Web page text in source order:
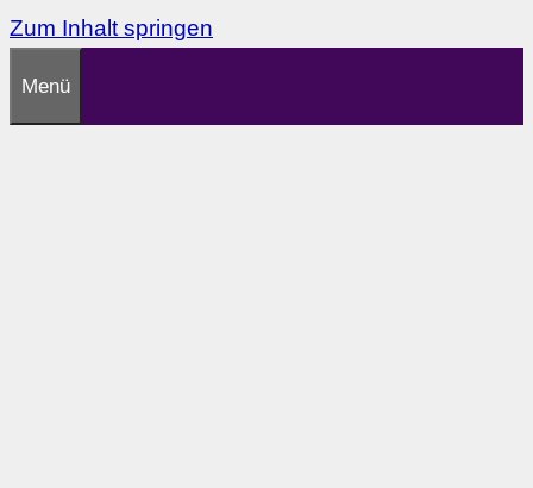
Zum Inhalt springen
Menü